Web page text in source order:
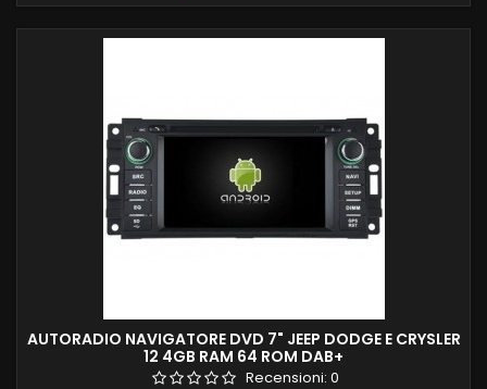
AUTORADIO NAVIGATORE DVD 7" JEEP DODGE E CRYSLER
12 4GB RAM 64 ROM DAB+
Recensioni: 0